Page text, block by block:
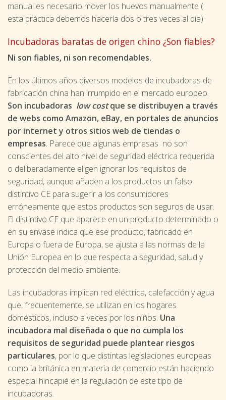
manual es necesario mover los huevos manualmente (
esta práctica debemos hacerla dos o tres veces al día)
Incubadoras baratas de origen chino ¿Son fiables?
Ni son fiables, ni son recomendables.
En los últimos años diversos modelos de incubadoras de
fabricación china han irrumpido en el mercado europeo.
Son incubadoras low costque se distribuyen a través
de webs como Amazon, eBay, en portales de anuncios
por internet y otros sitios web de tiendas o
empresas. Parece que algunas empresas no son
conscientes del alto nivel de seguridad eléctrica requerida
o deliberadamente eligen ignorar los requisitos de
seguridad, aunque añaden a los productos un falso
distintivo CE para sugerir a los consumidores
erróneamente que estos productos son seguros de usar.
El distintivo CE que aparece en un producto determinado o
en su envase indica que ese producto, fabricado en
Europa o fuera de Europa, se ajusta a las normas de la
Unión Europea en lo que respecta a seguridad, salud y
protección del medio ambiente.
Las incubadoras implican red eléctrica, calefacción y agua
que, frecuentemente, se utilizan en los hogares
domésticos, incluso a veces por los niños. Una
incubadora mal diseñada o que no cumpla los
requisitos de seguridad puede plantear riesgos
particulares, por lo que distintas legislaciones europeas
como la británica en materia de comercio están haciendo
especial hincapié en la regulación de este tipo de
incubadoras.